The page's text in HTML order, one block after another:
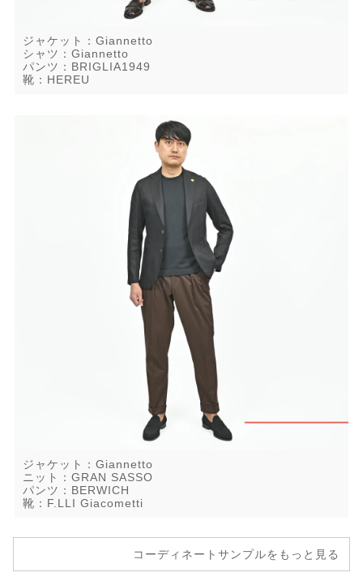
ジャケット：Giannetto
シャツ：Giannetto
パンツ：BRIGLIA1949
靴：HEREU
ジャケット：Giannetto
ニット：GRAN SASSO
パンツ：BERWICH
靴：F.LLI Giacometti
コーディネートサンプルをもっと見る